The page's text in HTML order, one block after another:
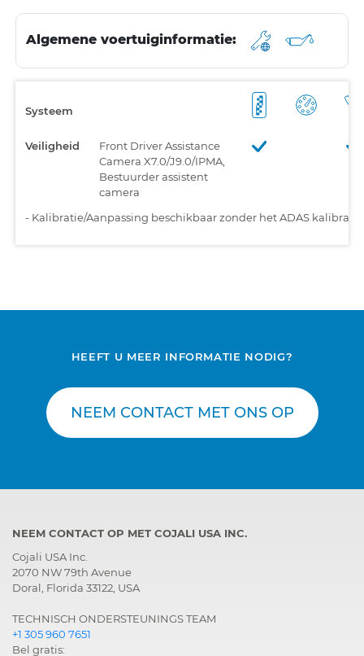
Algemene voertuiginformatie:
Systeem
Veiligheid
Front Driver Assistance
Camera X7.0/J9.0/IPMA,
Bestuurder assistent
camera
- Kalibratie/Aanpassing beschikbaar zonder het ADAS
HEEFT U MEER INFORMATIE NODIG?
NEEM CONTACT MET ONS OP
NEEM CONTACT OP MET COJALI USA INC.
Cojali USA Inc.
2070 NW 79th Avenue
Doral, Florida 33122, USA
TECHNISCH ONDERSTEUNINGS TEAM
+1 305 960 7651
Bel gratis: